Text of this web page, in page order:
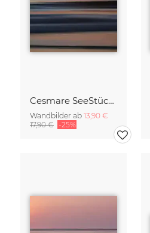
Cesmare SeeStück No.09
Wandbilder ab 13,90 €
17,90 € -25%